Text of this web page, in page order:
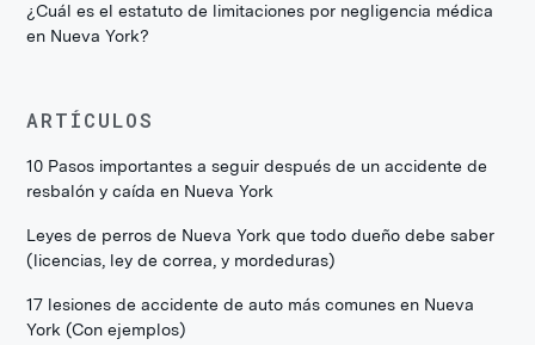
¿Cuál es el estatuto de limitaciones por negligencia médica
en Nueva York?
ARTÍCULOS
10 Pasos importantes a seguir después de un accidente de
resbalón y caída en Nueva York
Leyes de perros de Nueva York que todo dueño debe saber
(licencias, ley de correa, y mordeduras)
17 lesiones de accidente de auto más comunes en Nueva
York (Con ejemplos)